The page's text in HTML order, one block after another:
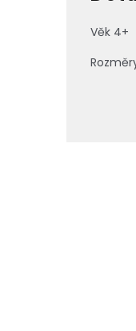
Věk 4+